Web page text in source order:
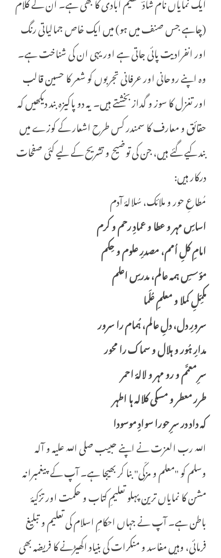
(چاہے جس صنف میں ہو) میں ایک خاص جمالیاتی رنگ
اور انفرادیت پائی جاتی ہے اور یہی ان کی شناخت ہے۔
وہ اپنے روحانی اور عرفانی تجربوں کو شعر کا حسین قالب
اور تغزل کا سوز و گداز بخشتے ہیں۔ یہ دو پاکیزہ بند دیکھیں کہ
حقائق و معارف کا سمندر کس طرح اشعار کے کوزے میں
بند کیے گئے ہیں، جن کی توضیح و تشریح کے لیے کئی صفحات
درکار ہیں:
مُطاعِ حور و ملائک، سُلالۂ آدم
اساسِ مہر و عطا و عمادِ رحم و کرم
امامِ کلِ اُمم، مصدرِ علوم و حِکم
مؤسسِ ہمہ عالم، مدرسِ اعلم
مکمِّلِ کملا و معلمِ عُلَما
سرورِ دل، دلِ عالم، ہُمام را سرور
مدارِ ہُور و ہلال و سماک را محور
سرِ معمَّم و رو مہر و لالۂ احمر
طرر معطر و مسکی کلالہ ہا اطہر
کہ داد در سرِ حورا سوادِ موسودا
اللہ رب العزت نے اپنے حبیب صلی اللہ علیہ و آلہ
وسلم کو "معلم و مزکّی" بنا کر بھیجا ہے۔ آپ کے پیغمبرانہ
مشن کا نمایاں ترین پہلو تعلیمِ کتاب و حکمت اور تزکیۂ
باطن ہے۔ آپ نے جہاں احکامِ اسلام کی تعلیم و تبلیغ
فرمائی، وہیں مفاسد و منکرات کی بنیاد اکھیڑنے کا فریضہ بھی